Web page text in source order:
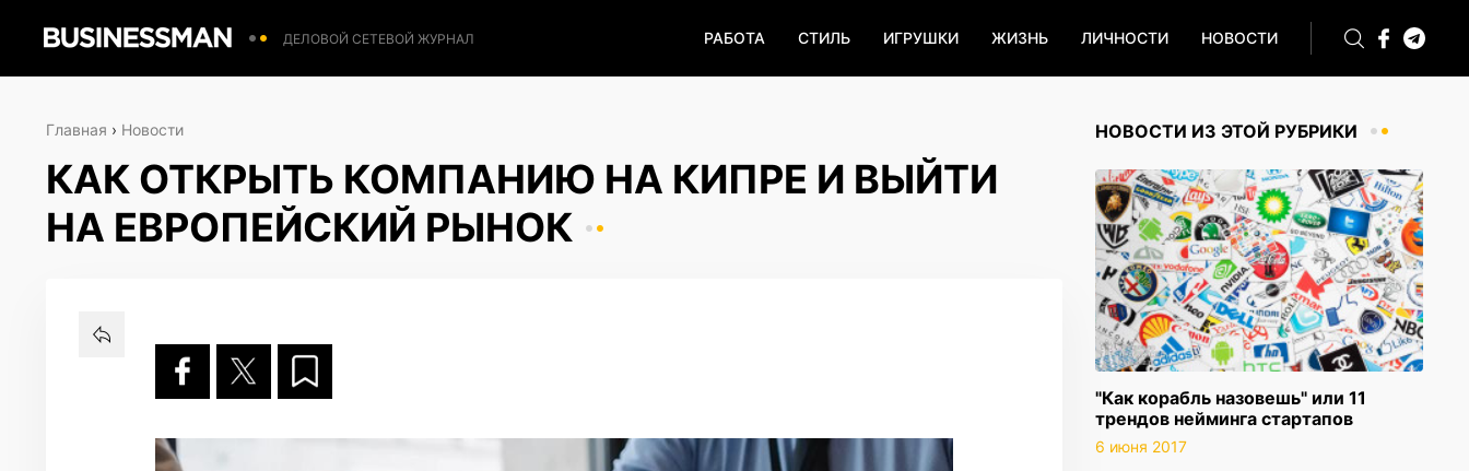
ДЕЛОВОЙ СЕТЕВОЙ ЖУРНАЛ РАБОТА СТИЛЬ ИГРУШКИ ЖИЗНЬ ЛИЧНОСТИ НОВОСТИ
НОВОСТИ ИЗ ЭТОЙ РУБРИКИ
"Как корабль назовешь" или 11
трендов нейминга стартапов
6 июня 2017
Главная › Новости
КАК ОТКРЫТЬ КОМПАНИЮ НА КИПРЕ И ВЫЙТИ
НА ЕВРОПЕЙСКИЙ РЫНОК